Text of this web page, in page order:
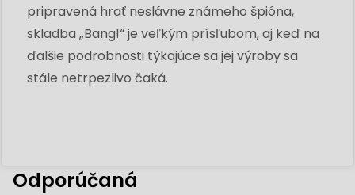
pripravená hrať neslávne známeho špióna,
skladba „Bang!“ je veľkým prísľubom, aj keď na
ďalšie podrobnosti týkajúce sa jej výroby sa
stále netrpezlivo čaká.
Odporúčaná